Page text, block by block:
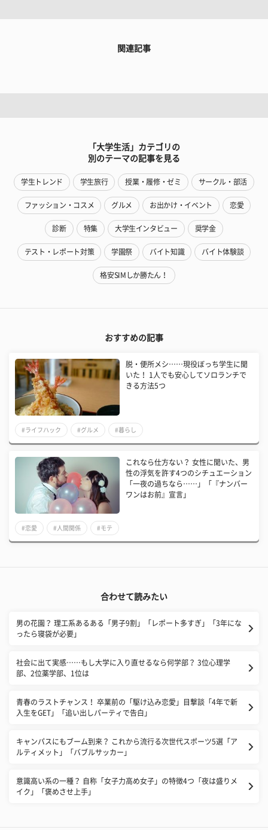
関連記事
「大学生活」カテゴリの
別のテーマの記事を見る
学生トレンド 学生旅行 授業・履修・ゼミ サークル・部活
ファッション・コスメ グルメ お出かけ・イベント 恋愛
診断 特集 大学生インタビュー 奨学金
テスト・レポート対策 学園祭 バイト知識 バイト体験談
格安SIMしか勝たん！
おすすめの記事
脱・便所メシ……現役ぼっち学生に聞
いた！ 1人でも安心してソロランチで
きる方法5つ
#ライフハック #グルメ #暮らし
これなら仕方ない？ 女性に聞いた、男
性の浮気を許す4つのシチュエーション
「一夜の過ちなら……」「『ナンバー
ワンはお前』宣言」
#恋愛 #人間関係 #モテ
合わせて読みたい
男の花園？ 理工系あるある「男子9割」「レポート多すぎ」「3年にな
ったら寝袋が必要」
社会に出て実感……もし大学に入り直せるなら何学部？ 3位心理学
部、2位薬学部、1位は
青春のラストチャンス！ 卒業前の「駆け込み恋愛」目撃談「4年で新
入生をGET」「追い出しパーティで告白」
キャンパスにもブーム到来？ これから流行る次世代スポーツ5選「ア
ルティメット」「バブルサッカー」
意識高い系の一種？ 自称「女子力高め女子」の特徴4つ「夜は盛りメ
イク」「褒めさせ上手」